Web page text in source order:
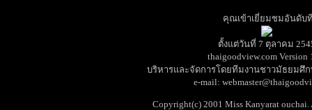
คุณเข้าเยี่ยมชมอันดับ
ตั้งแต่วันที่ 7 ตุลาคม
thaigoodview.com Version
บริหารและจัดการโดยทีมงานชาวมัธยมศึ
e-mail:
Copyright(c) 2001 Miss Kanyarat ouchai.